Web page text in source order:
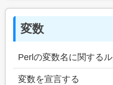
変数
Perlの変数名に関する
変数を宣言する